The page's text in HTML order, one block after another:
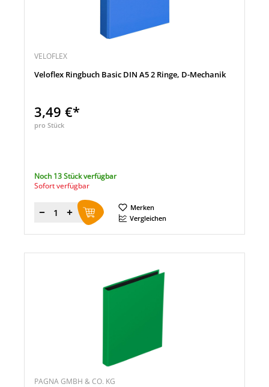
VELOFLEX
Veloflex Ringbuch Basic DIN A5 2 Ringe, D-Mechanik
3,49 €*
pro Stück
Noch 13 Stück verfügbar
Sofort verfügbar
Menge
Merken
Vergleichen
PAGNA GMBH & CO. KG